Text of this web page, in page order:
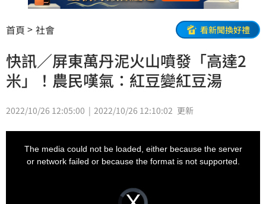
首頁 社會 看新聞換好禮
快訊／屏東萬丹泥火山噴發「高達2
米」！農民嘆氣：紅豆變紅豆湯
2022/10/26 12:05:00 2022/10/26 12:10:02 更新
Video
Player
The media could not be loaded, either because the server
or network failed or because the format is not supported.